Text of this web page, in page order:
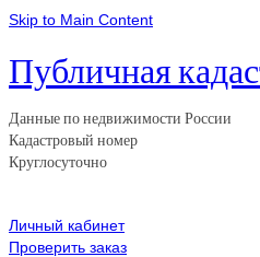
Skip to Main Content
Публичная
Данные по недвижимости России
Кадастровый номер
Круглосуточно
Личный кабинет
Проверить заказ